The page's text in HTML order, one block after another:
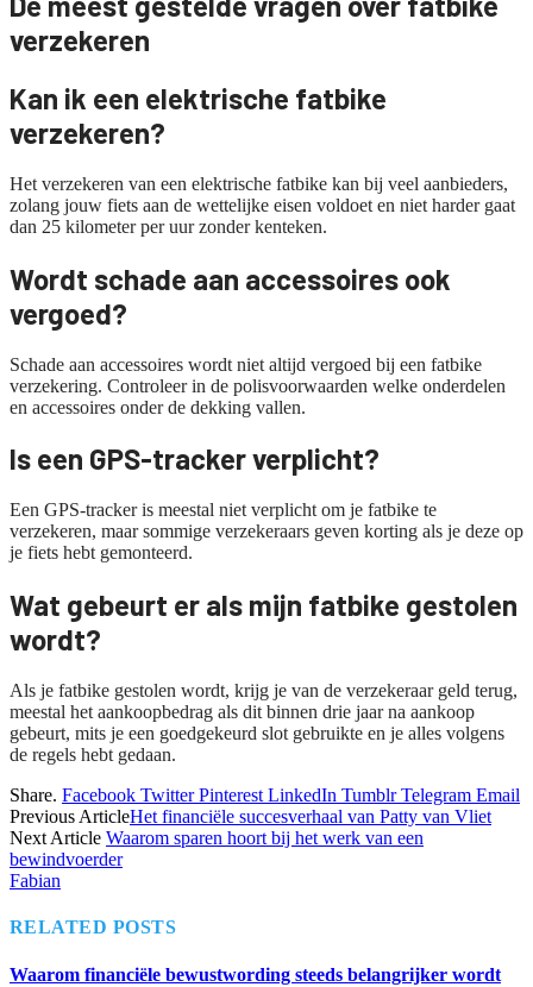
verzekeren
Kan ik een elektrische fatbike
verzekeren?
Het verzekeren van een elektrische fatbike kan bij veel aanbieders,
zolang jouw fiets aan de wettelijke eisen voldoet en niet harder gaat
dan 25 kilometer per uur zonder kenteken.
Wordt schade aan accessoires ook
vergoed?
Schade aan accessoires wordt niet altijd vergoed bij een fatbike
verzekering. Controleer in de polisvoorwaarden welke onderdelen
en accessoires onder de dekking vallen.
Is een GPS-tracker verplicht?
Een GPS-tracker is meestal niet verplicht om je fatbike te
verzekeren, maar sommige verzekeraars geven korting als je deze op
je fiets hebt gemonteerd.
Wat gebeurt er als mijn fatbike gestolen
wordt?
Als je fatbike gestolen wordt, krijg je van de verzekeraar geld terug,
meestal het aankoopbedrag als dit binnen drie jaar na aankoop
gebeurt, mits je een goedgekeurd slot gebruikte en je alles volgens
de regels hebt gedaan.
Share. Facebook Twitter Pinterest LinkedIn Tumblr Telegram Email
Previous ArticleHet financiële succesverhaal van Patty van Vliet
Next Article Waarom sparen hoort bij het werk van een
bewindvoerder
Fabian
RELATED POSTS
Waarom financiële bewustwording steeds belangrijker wordt